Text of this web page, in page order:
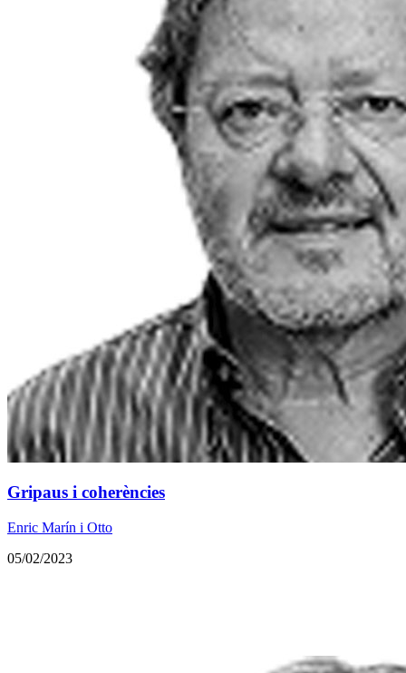
Gripaus i coherències
Enric Marín i Otto
05/02/2023